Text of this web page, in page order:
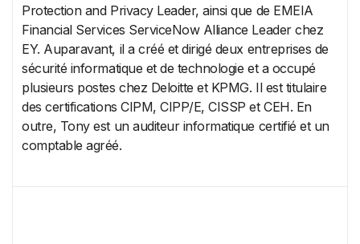
Protection and Privacy Leader, ainsi que de EMEIA
Financial Services ServiceNow Alliance Leader chez
EY. Auparavant, il a créé et dirigé deux entreprises de
sécurité informatique et de technologie et a occupé
plusieurs postes chez Deloitte et KPMG. Il est titulaire
des certifications CIPM, CIPP/E, CISSP et CEH. En
outre, Tony est un auditeur informatique certifié et un
comptable agréé.